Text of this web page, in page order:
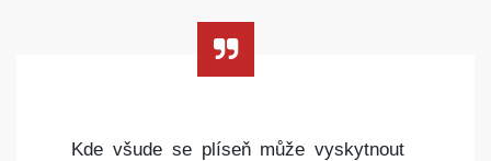
Kde všude se plíseň může vyskytnout